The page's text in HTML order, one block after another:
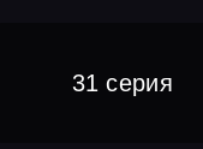
31 серия